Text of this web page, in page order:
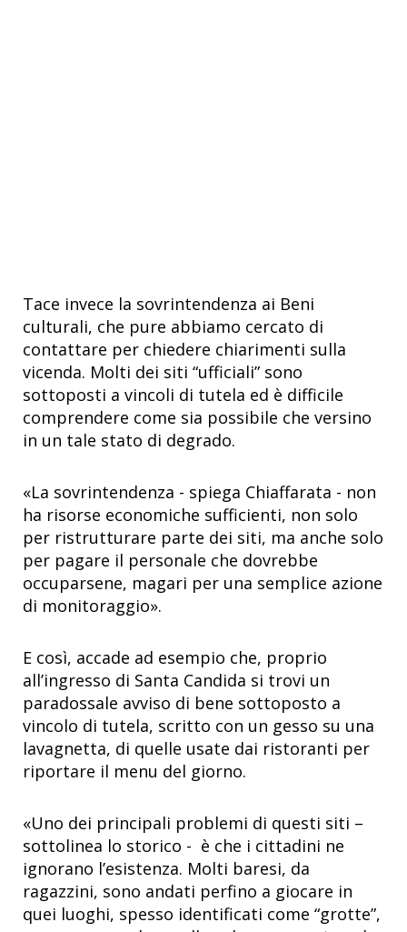
Tace invece la sovrintendenza ai Beni
culturali, che pure abbiamo cercato di
contattare per chiedere chiarimenti sulla
vicenda. Molti dei siti “ufficiali” sono
sottoposti a vincoli di tutela ed è difficile
comprendere come sia possibile che versino
in un tale stato di degrado.
«La sovrintendenza - spiega Chiaffarata - non
ha risorse economiche sufficienti, non solo
per ristrutturare parte dei siti, ma anche solo
per pagare il personale che dovrebbe
occuparsene, magari per una semplice azione
di monitoraggio».
E così, accade ad esempio che, proprio
all’ingresso di Santa Candida si trovi un
paradossale avviso di bene sottoposto a
vincolo di tutela, scritto con un gesso su una
lavagnetta, di quelle usate dai ristoranti per
riportare il menu del giorno.
«Uno dei principali problemi di questi siti –
sottolinea lo storico - è che i cittadini ne
ignorano l’esistenza. Molti baresi, da
ragazzini, sono andati perfino a giocare in
quei luoghi, spesso identificati come “grotte”,